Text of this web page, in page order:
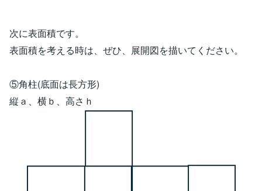
次に表面積です。
表面積を考える時は、ぜひ、展開図を描いてください。
⑤角柱(底面は長方形)
縦ａ、横ｂ、高さｈ